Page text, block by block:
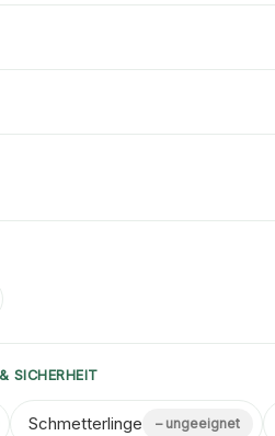
SICHERHEIT
Schmetterlinge – ungeeignet